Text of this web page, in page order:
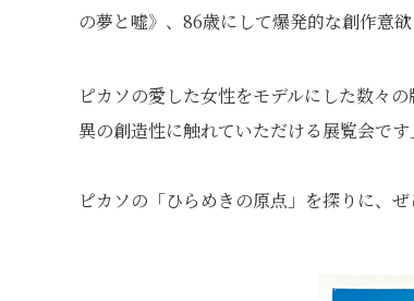
の夢と嘘》、86歳にして爆発的な創作意
ピカソの愛した女性をモデルにした数々
異の創造性に触れていただける展覧会です
ピカソの「ひらめきの原点」を探りに、ぜ